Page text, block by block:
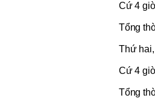
Cứ 4
Tổng
Thứ
Cứ 4
Tổng